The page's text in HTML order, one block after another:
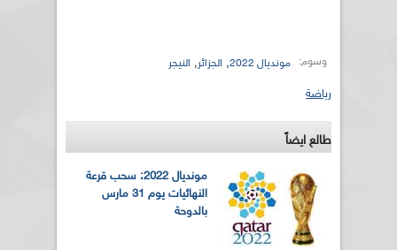
وسوم: مونديال 2022 , الجزائر, النيجر
رياضة
طالع ايضاً
مونديال 2022: سحب قرعة
النهائيات يوم 31 مارس
بالدوحة